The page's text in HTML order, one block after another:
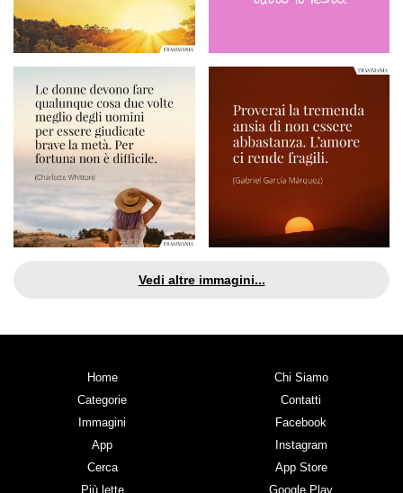
Vedi altre immagini...
Home
Categorie
Immagini
App
Cerca
Più lette
Chi Siamo
Contatti
Facebook
Instagram
App Store
Google Play